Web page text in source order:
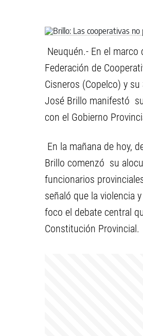
Neuquén.- En el
Federación de
Cisneros (Copelco) y
José Brillo manifestó
con el Gobierno
En la mañana de hoy,
Brillo comenzó su
funcionarios
señaló que la violencia
foco el debate central
Constitución Provincial.